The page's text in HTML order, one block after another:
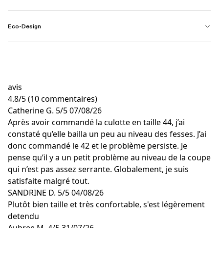
Eco-Design
avis
4.8/5(10 commentaires)
Catherine G. 5/507/08/26
Après avoir commandé la culotte en taille 44, j’ai
constaté qu’elle bailla un peu au niveau des fesses. J’ai
donc commandé le 42 et le problème persiste. Je
pense qu’il y a un petit problème au niveau de la coupe
qui n’est pas assez serrante. Globalement, je suis
satisfaite malgré tout.
SANDRINE D. 5/504/08/26
Plutôt bien taille et très confortable, s'est légèrement
detendu
Aubree M. 4/5 31/07/26